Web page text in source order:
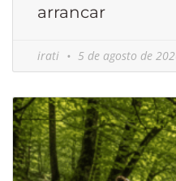
arrancar
irati 5 de agosto de